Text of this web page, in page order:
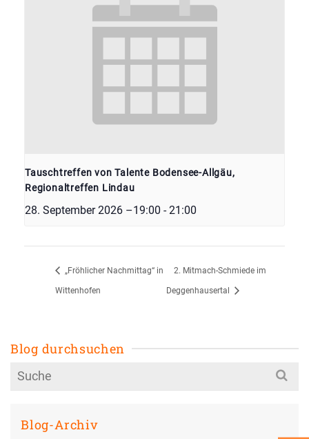
Tauschtreffen von Talente Bodensee-Allgäu,
Regionaltreffen Lindau
28. September 2026 –19:00 - 21:00
„Fröhlicher Nachmittag“ in
Wittenhofen
2. Mitmach-Schmiede im
Deggenhausertal
Blog durchsuchen
Search
for:
Blog-Archiv